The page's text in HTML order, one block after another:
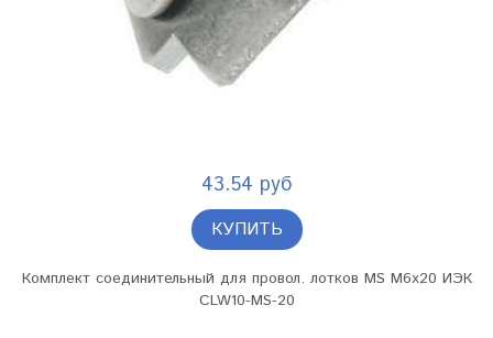
43.54 руб
КУПИТЬ
Комплект соединительный для провол. лотков MS M6х20 ИЭК
CLW10-MS-20